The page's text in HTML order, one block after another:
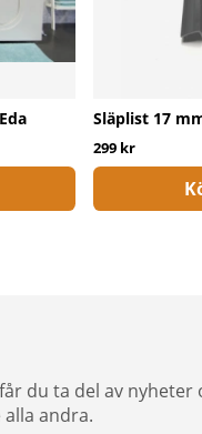
Släplist 17
299 kr
du ta del av nyheter
andra.